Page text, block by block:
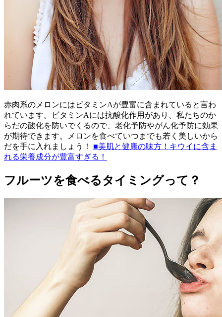
赤肉系のメロンにはビタミンAが豊富に含まれていると言わ
れています。ビタミンAには抗酸化作用があり、私たちのか
らだの酸化を防いでくるので、老化予防やがん化予防に効果
が期待できます。メロンを食べていつまでも若く美しいから
だを手に入れましょう！ ■美肌と健康の味方！キウイに含ま
れる栄養成分が豊富すぎる！
フルーツを食べるタイミングって？